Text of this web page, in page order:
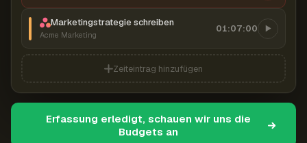
Marketingstrategie schreiben
Acme Marketing
01:07:00
Zeiteintrag hinzufügen
Erfassung erledigt, schauen wir uns die
Budgets an